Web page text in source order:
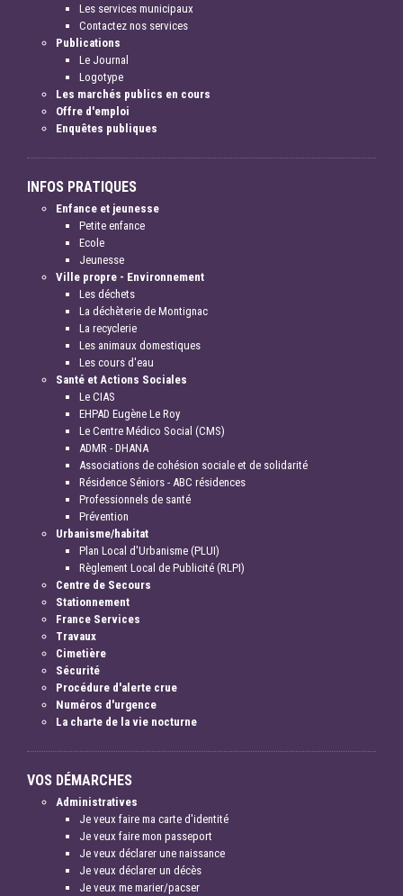
Les services municipaux
Contactez nos services
Publications
Le Journal
Logotype
Les marchés publics en cours
Offre d'emploi
Enquêtes publiques
INFOS PRATIQUES
Enfance et jeunesse
Petite enfance
Ecole
Jeunesse
Ville propre - Environnement
Les déchets
La déchèterie de Montignac
La recyclerie
Les animaux domestiques
Les cours d'eau
Santé et Actions Sociales
Le CIAS
EHPAD Eugène Le Roy
Le Centre Médico Social (CMS)
ADMR - DHANA
Associations de cohésion sociale et de solidarité
Résidence Séniors - ABC résidences
Professionnels de santé
Prévention
Urbanisme/habitat
Plan Local d'Urbanisme (PLUI)
Règlement Local de Publicité (RLPI)
Centre de Secours
Stationnement
France Services
Travaux
Cimetière
Sécurité
Procédure d'alerte crue
Numéros d'urgence
La charte de la vie nocturne
VOS DÉMARCHES
Administratives
Je veux faire ma carte d'identité
Je veux faire mon passeport
Je veux déclarer une naissance
Je veux déclarer un décès
Je veux me marier/pacser